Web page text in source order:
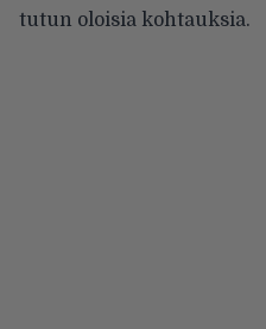
tutun oloisia kohtauksia.